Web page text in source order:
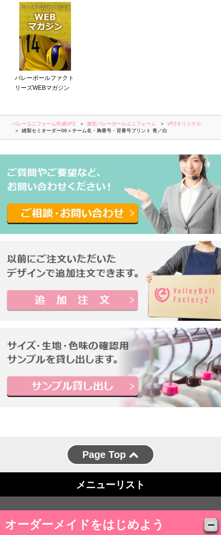
バレーボールファクト
リーズWEBマガジン
バレーユニフォーム作成VFZ 激安バレーボールユニフォーム
VFZオリジナル
縫製セミオーダー06＋チーム名・胸番号・背番号プリント 青／白
Page Top
メニューリスト
オーダーメイドをはじめよう